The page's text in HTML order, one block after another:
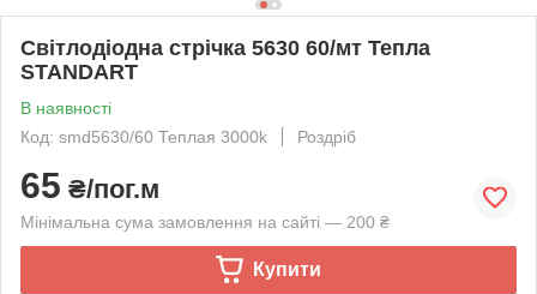
Світлодіодна стрічка 5630 60/мт Тепла
STANDART
В наявності
Код: smd5630/60 Теплая 3000k
Роздріб
65 ₴/пог.м
Мінімальна сума замовлення на сайті — 200 ₴
Купити